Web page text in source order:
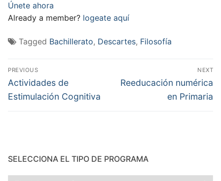
Únete ahora
Already a member? logeate aquí
Tagged Bachillerato, Descartes, Filosofía
Navegación
de
entradas
PREVIOUS
Previous
post:
Actividades de
Estimulación Cognitiva
NEXT
Next
Reeducación numérica
en Primaria
SELECCIONA EL TIPO DE PROGRAMA